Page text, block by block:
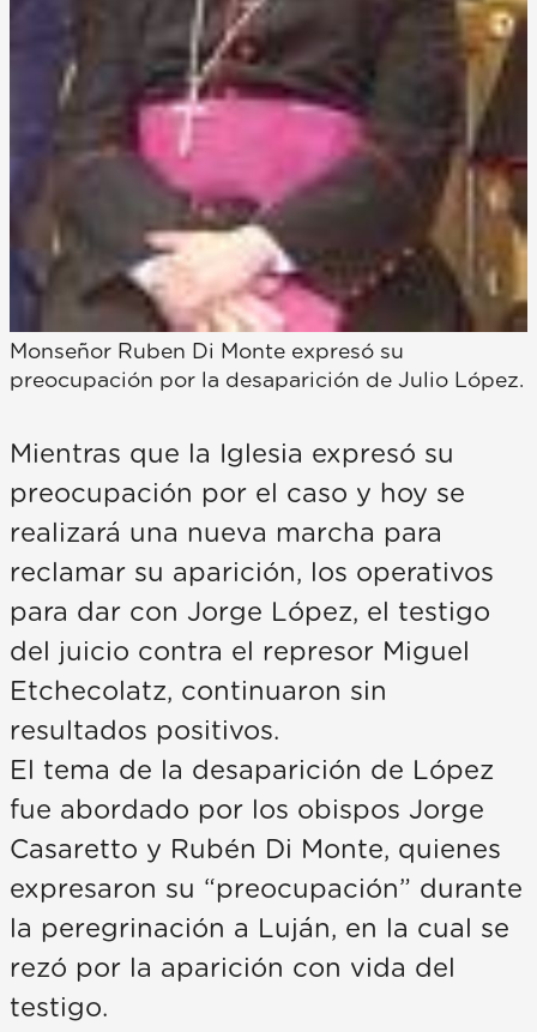
Monseñor Ruben Di Monte expresó su
preocupación por la desaparición de Julio López.
Mientras que la Iglesia expresó su
preocupación por el caso y hoy se
realizará una nueva marcha para
reclamar su aparición, los operativos
para dar con Jorge López, el testigo
del juicio contra el represor Miguel
Etchecolatz, continuaron sin
resultados positivos.
El tema de la desaparición de López
fue abordado por los obispos Jorge
Casaretto y Rubén Di Monte, quienes
expresaron su “preocupación” durante
la peregrinación a Luján, en la cual se
rezó por la aparición con vida del
testigo.